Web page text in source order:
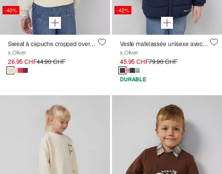
-40%
Sweat à capuche cropped oversize douillet avec imprimé
s.Oliver
26.95 CHF44.90 CHF
-42%
Veste matelassée unisexe avec capuche oversize
s.Oliver
45.95 CHF79.90 CHF
DURABLE